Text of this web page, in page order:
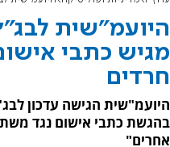
היועמ"שית
מגיש כתבי
חרדים
היועמ"שית הגישה עדכון
בהגשת כתבי אישום נגד
אחרים"